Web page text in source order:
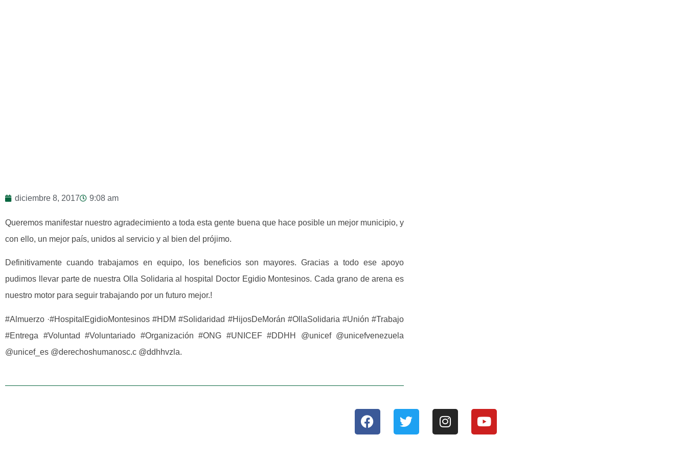
diciembre 8, 2017 9:08 am
Queremos manifestar nuestro agradecimiento a toda esta gente buena que hace posible un mejor municipio, y
con ello, un mejor país, unidos al servicio y al bien del prójimo.
Definitivamente cuando trabajamos en equipo, los beneficios son mayores. Gracias a todo ese apoyo
pudimos llevar parte de nuestra Olla Solidaria al hospital Doctor Egidio Montesinos. Cada grano de arena es
nuestro motor para seguir trabajando por un futuro mejor.!
#Almuerzo ·#HospitalEgidioMontesinos #HDM #Solidaridad #HijosDeMorán #OllaSolidaria #Unión #Trabajo
#Entrega #Voluntad #Voluntariado #Organización #ONG #UNICEF #DDHH @unicef @unicefvenezuela
@unicef_es @derechoshumanosc.c @ddhhvzla.